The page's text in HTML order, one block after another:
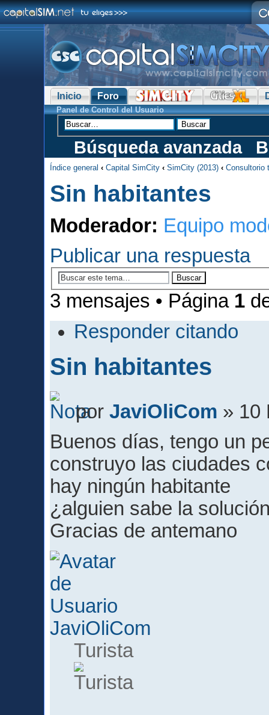
Inicio Foro
Panel de Control del Usuario
Búsqueda avanzada
Índice general ‹ Capital SimCity ‹ SimCity (2013) ‹ Consultorio
Sin habitantes
Moderador: Equipo
Publicar una respuesta
3 mensajes • Página 1
Responder citando
Sin habitantes
porJaviOliCom » 10
Buenos días, tengo un
construyo las ciudades
hay ningún habitante
¿alguien sabe la
Gracias de antemano
JaviOliCom
Turista